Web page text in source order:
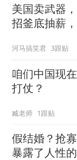
美国卖武器
招釜底抽薪
河马搞笑君 3跟贴
咱们中国现
打仗？
臧老师 1跟贴
假结婚？抢
暴露了人性